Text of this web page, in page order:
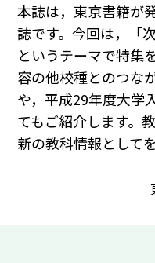
本誌は，東京書籍が
誌です。今回は，「
というテーマで特集
容の他校種とのつな
や，平成29年度大学
てもご紹介します。
新の教科情報として